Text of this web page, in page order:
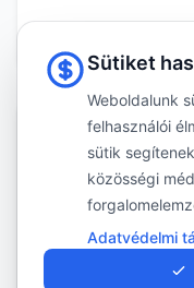
Méretek
Sütiket
Weboldalunk
felhasználói
sütik
közösségi
Adatvédelmi